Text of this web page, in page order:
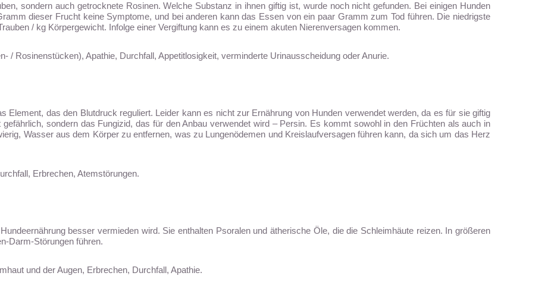
sondern auch getrocknete Rosinen. Welche Substanz in ihnen giftig ist, wurde noch nicht gefunden. Bei einigen Hunden
dieser Frucht keine Symptome, und bei anderen kann das Essen von ein paar Gramm zum Tod führen. Die niedrigste
/ kg Körpergewicht. Infolge einer Vergiftung kann es zu einem akuten Nierenversagen kommen.
/ Rosinenstücken), Apathie, Durchfall, Appetitlosigkeit, verminderte Urinausscheidung oder Anurie.
Element, das den Blutdruck reguliert. Leider kann es nicht zur Ernährung von Hunden verwendet werden, da es für sie giftig
sondern das Fungizid, das für den Anbau verwendet wird – Persin. Es kommt sowohl in den Früchten als auch in
Wasser aus dem Körper zu entfernen, was zu Lungenödemen und Kreislaufversagen führen kann, da sich um das Herz
Erbrechen, Atemstörungen.
besser vermieden wird. Sie enthalten Psoralen und ätherische Öle, die die Schleimhäute reizen. In größeren
Darm-Störungen führen.
und der Augen, Erbrechen, Durchfall, Apathie.